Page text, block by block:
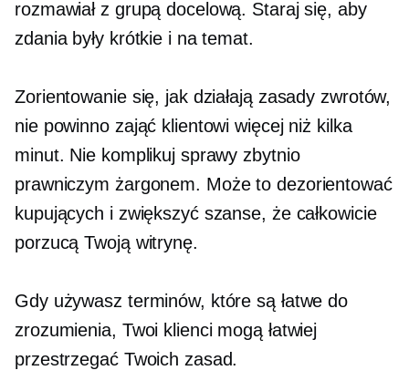
rozmawiał z grupą docelową. Staraj się, aby
zdania były krótkie i na temat.
Zorientowanie się, jak działają zasady zwrotów,
nie powinno zająć klientowi więcej niż kilka
minut. Nie komplikuj sprawy zbytnio
prawniczym żargonem. Może to dezorientować
kupujących i zwiększyć szanse, że całkowicie
porzucą Twoją witrynę.
Gdy używasz terminów, które są łatwe do
zrozumienia, Twoi klienci mogą łatwiej
przestrzegać Twoich zasad.